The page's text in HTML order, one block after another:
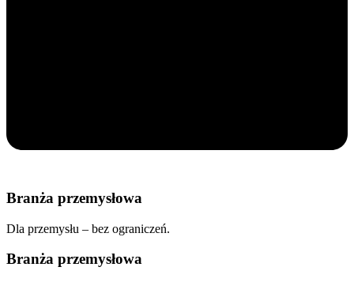
Branża przemysłowa
Dla przemysłu – bez ograniczeń.
Branża przemysłowa